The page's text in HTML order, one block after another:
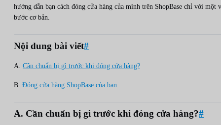
hướng dẫn bạn cách đóng cửa hàng của mình trên ShopBase chỉ với một
bước cơ bản.
Nội dung bài viết#
A. Cần chuẩn bị gì trước khi đóng cửa hàng?
B. Đóng cửa hàng ShopBase của bạn
A. Cần chuẩn bị gì trước khi đóng cửa hàng?#